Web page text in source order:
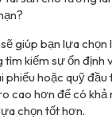
giúp bạn lựa chọn
kiếm sự ổn định
hoặc quỹ đầu
cao hơn để có khả
chọn tốt hơn.